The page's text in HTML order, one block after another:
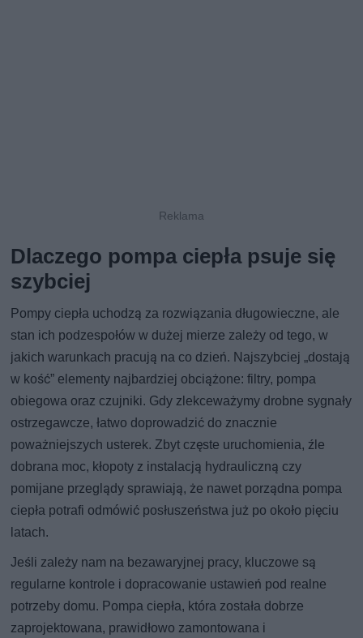
Dlaczego pompa ciepła psuje się
szybciej
Pompy ciepła uchodzą za rozwiązania długowieczne, ale
stan ich podzespołów w dużej mierze zależy od tego, w
jakich warunkach pracują na co dzień. Najszybciej „dostają
w kość” elementy najbardziej obciążone: filtry, pompa
obiegowa oraz czujniki. Gdy zlekceważymy drobne sygnały
ostrzegawcze, łatwo doprowadzić do znacznie
poważniejszych usterek. Zbyt częste uruchomienia, źle
dobrana moc, kłopoty z instalacją hydrauliczną czy
pomijane przeglądy sprawiają, że nawet porządna pompa
ciepła potrafi odmówić posłuszeństwa już po około pięciu
latach.
Jeśli zależy nam na bezawaryjnej pracy, kluczowe są
regularne kontrole i dopracowanie ustawień pod realne
potrzeby domu. Pompa ciepła, która została dobrze
zaprojektowana, prawidłowo zamontowana i